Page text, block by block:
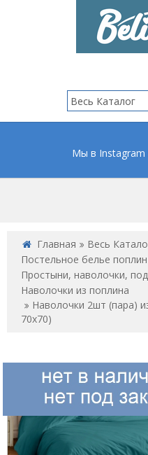
Мы в Instagram
Главная
Весь
Постельное белье поплин
Простыни, наволочки,
Наволочки из поплина
Наволочки 2шт (пара)
70x70)